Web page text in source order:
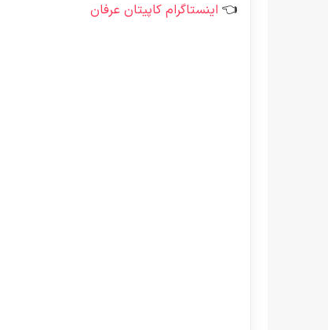
اینستاگرام کاپیتان عرفان